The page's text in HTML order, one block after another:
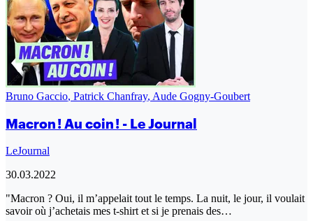
Bruno Gaccio, Patrick Chanfray, Aude Gogny-Goubert
Macron ! Au coin ! - Le Journal
LeJournal
30.03.2022
"Macron ? Oui, il m’appelait tout le temps. La nuit, le jour, il voulait
savoir où j’achetais mes t-shirt et si je prenais des…